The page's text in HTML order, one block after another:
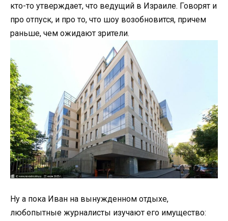
кто-то утверждает, что ведущий в Израиле. Говорят и
про отпуск, и про то, что шоу возобновится, причем
раньше, чем ожидают зрители.
Ну а пока Иван на вынужденном отдыхе,
любопытные журналисты изучают его имущество: